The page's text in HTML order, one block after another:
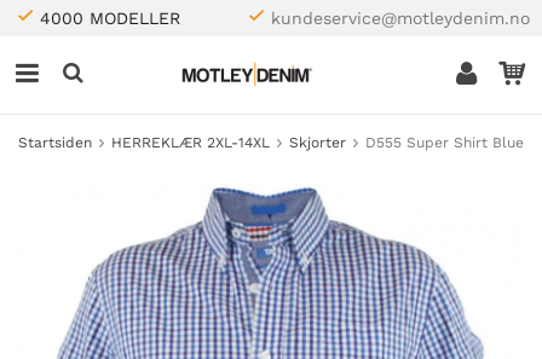
4000 MODELLER kundeservice@motleydenim.no
Startsiden HERREKLÆR 2XL-14XL Skjorter D555 Super Shirt Blue